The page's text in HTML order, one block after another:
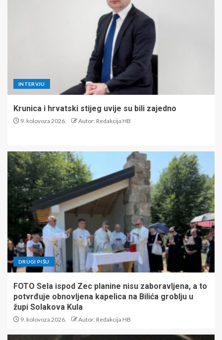
INTERVJU
Krunica i hrvatski stijeg uvije su bili zajedno
9. kolovoza 2026. Autor: Redakcija HB
DRUGI PIŠU
FOTO Sela ispod Zec planine nisu zaboravljena, a to
potvrđuje obnovljena kapelica na Bilića groblju u
župi Solakova Kula
9. kolovoza 2026. Autor: Redakcija HB